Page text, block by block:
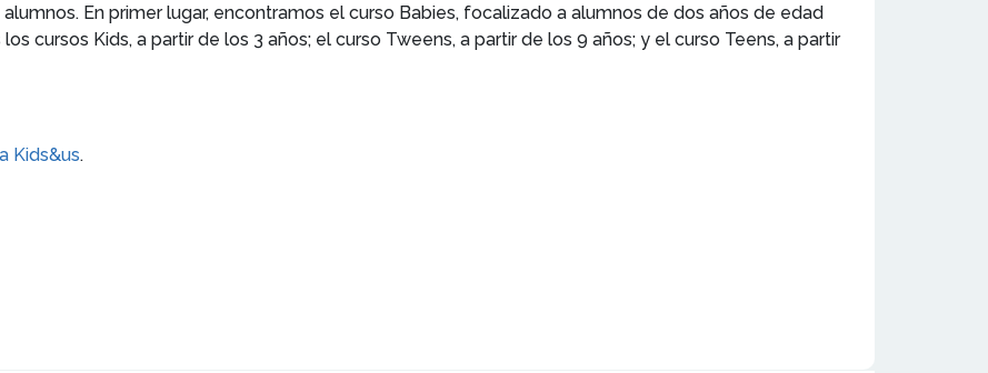
En primer lugar, encontramos el curso Babies, focalizado a alumnos de dos años de edad
cursos Kids, a partir de los 3 años; el curso Tweens, a partir de los 9 años; y el curso Teens, a partir
Kids&us.